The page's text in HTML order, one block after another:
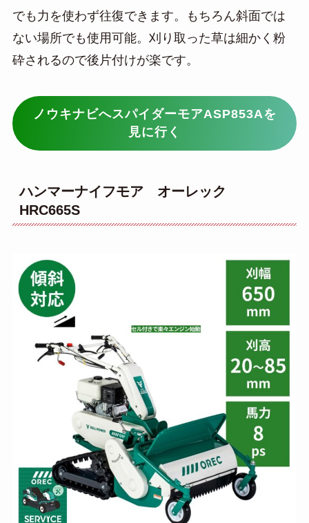
でも力を使わず往復できます。もちろん斜面では
ない場所でも使用可能。刈り取った草は細かく粉
砕されるので後片付けが楽です。
ノウキナビへスパイダーモアASP853Aを
見に行く
ハンマーナイフモア オーレック
HRC665S